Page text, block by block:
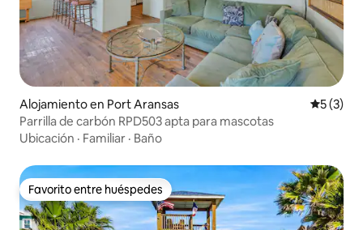
Alojamiento en Port Aransas
5 (3)
Parrilla de carbón RPD503 apta para mascotas
Ubicación · Familiar · Baño
Favorito entre huéspedes
Favorito entre huéspedes